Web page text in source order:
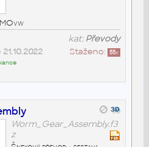
kat:Převody
Staženo: 55x
21.10.2022
Worm_Gear_Assembly.f3
z